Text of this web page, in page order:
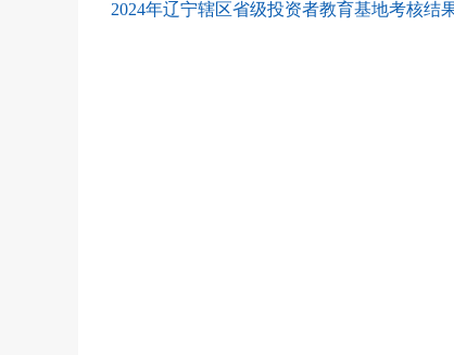
2024年辽宁辖区省级投资者教育基地考核结